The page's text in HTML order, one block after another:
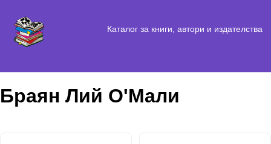
Каталог за книги, автори и издателства
Браян Лий О'Мали